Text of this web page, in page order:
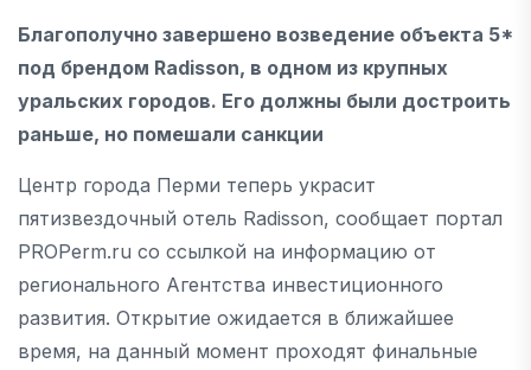
Благополучно завершено возведение объекта 5*
под брендом Radisson, в одном из крупных
уральских городов. Его должны были достроить
раньше, но помешали санкции
Центр города Перми теперь украсит
пятизвездочный отель Radisson, сообщает портал
PROPerm.ru со ссылкой на информацию от
регионального Агентства инвестиционного
развития. Открытие ожидается в ближайшее
время, на данный момент проходят финальные